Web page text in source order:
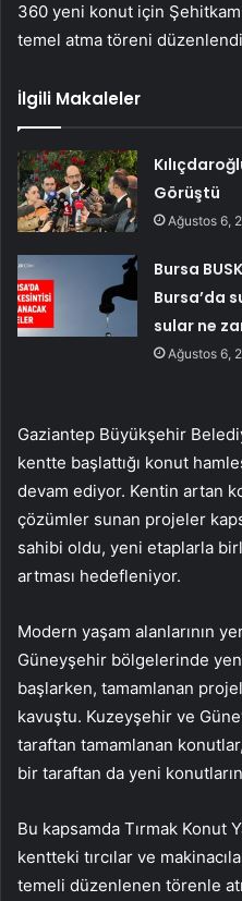
360 yeni konut için
temel atma töreni
İlgili Makaleler
Görüştü
Ağustos 6,
Bursa
Bursa’da
sular ne
Ağustos 6,
Gaziantep Büyükşehir
kentte başlattığı konut
devam ediyor. Kentin artan
çözümler sunan projeler
sahibi oldu, yeni etaplarla
artması hedefleniyor.
Modern yaşam alanlarının
Güneyşehir bölgelerinde
başlarken, tamamlanan
kavuştu. Kuzeyşehir ve
taraftan tamamlanan
bir taraftan da yeni
Bu kapsamda Tırmak Konut
kentteki tırcılar ve
temeli düzenlenen törenle